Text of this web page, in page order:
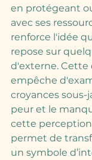
en protégeant
avec ses
renforce l'idée
repose sur
d'externe. Cette
empêche
croyances sous-
peur et le
cette perception
permet de
un symbole